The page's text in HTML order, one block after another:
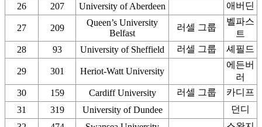
26 207 University of Aberdeen 애버딘
27 209
Queen’s University
Belfast
러셀 그룹
벨파스
트
28
93 University of Sheffield 러셀 그룹 셰필드
29 301 Heriot-Watt University
에든버
러
30
159 Cardiff University 러셀 그룹
카디프
31
319 University of Dundee
던디